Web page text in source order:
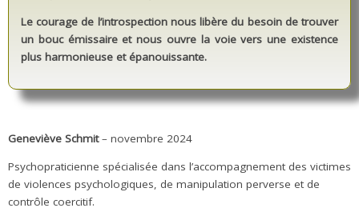
Le courage de l’introspection nous libère du besoin de trouver
un bouc émissaire et nous ouvre la voie vers une existence
plus harmonieuse et épanouissante.
Geneviève Schmit– novembre 2024
Psychopraticienne spécialisée dans l’accompagnement des victimes
de violences psychologiques, de manipulation perverse et de
contrôle coercitif.